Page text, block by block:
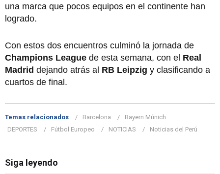
una marca que pocos equipos en el continente han
logrado.
Con estos dos encuentros culminó la jornada de
Champions League de esta semana, con el Real
Madrid dejando atrás al RB Leipzig y clasificando a
cuartos de final.
Temas relacionados Barcelona
Bayern Múnich
DEPORTES
Fútbol Europeo NOTICIAS Noticias del Perú
Siga leyendo